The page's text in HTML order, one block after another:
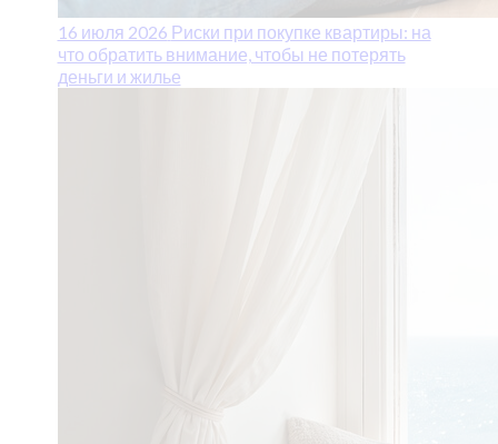
16 июля 2026 Риски при покупке квартиры: на
что обратить внимание, чтобы не потерять
деньги и жилье